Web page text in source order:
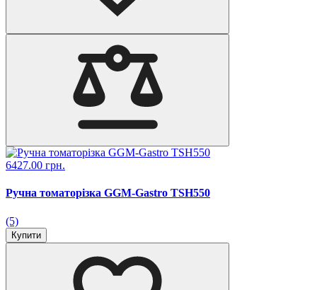
6427.00 грн.
Ручна томаторізка GGM-Gastro TSH550
(5)
Купити